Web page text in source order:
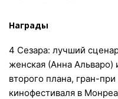
Награды
4 Сезара: лучший
женская (Анна
второго плана, гран-
кинофестиваля в